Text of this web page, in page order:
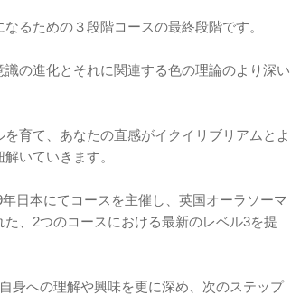
るための３段階コースの最終段階です。
の進化とそれに関連する色の理論のより深い
育て、あなたの直感がイクイリブリアムとよ
いていきます。
日本にてコースを主催し、英国オーラソーマ
、2つのコースにおける最新のレベル3を提
身への理解や興味を更に深め、次のステップ